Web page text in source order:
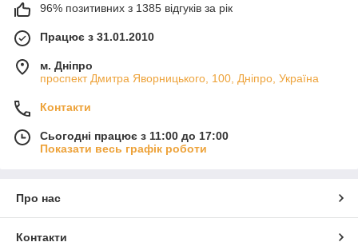
96% позитивних з 1385 відгуків за рік
Працює з 31.01.2010
м. Дніпро
проспект Дмитра Яворницького, 100, Дніпро, Україна
Контакти
Сьогодні працює з 11:00 до 17:00
Показати весь графік роботи
Про нас
Контакти